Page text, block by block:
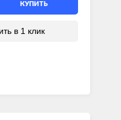
КУПИТЬ
в 1 клик